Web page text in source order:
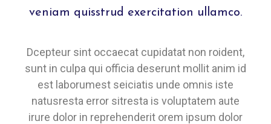
veniam quisstrud exercitation ullamco.
Dcepteur sint occaecat cupidatat non roident,
sunt in culpa qui officia deserunt mollit anim id
est laborumest seiciatis unde omnis iste
natusresta error sitresta is voluptatem aute
irure dolor in reprehenderit orem ipsum dolor